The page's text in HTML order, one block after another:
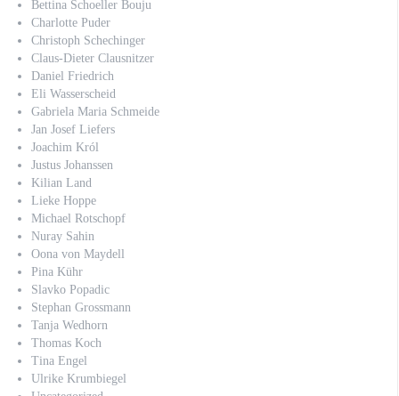
Bettina Schoeller Bouju
Charlotte Puder
Christoph Schechinger
Claus-Dieter Clausnitzer
Daniel Friedrich
Eli Wasserscheid
Gabriela Maria Schmeide
Jan Josef Liefers
Joachim Król
Justus Johanssen
Kilian Land
Lieke Hoppe
Michael Rotschopf
Nuray Sahin
Oona von Maydell
Pina Kühr
Slavko Popadic
Stephan Grossmann
Tanja Wedhorn
Thomas Koch
Tina Engel
Ulrike Krumbiegel